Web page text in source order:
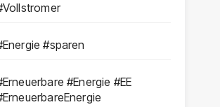
#sparen
#Energie #EE